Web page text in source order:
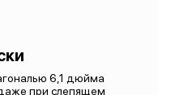
6,1 дюйма
при слепящем